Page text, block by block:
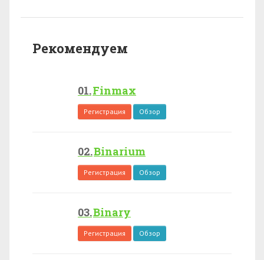
Рекомендуем
Finmax
Регистрация Обзор
Binarium
Регистрация Обзор
Binary
Регистрация Обзор